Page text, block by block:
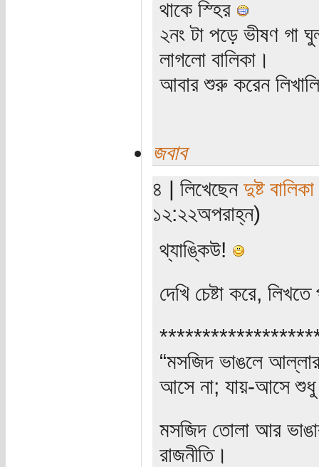
থাকে স্হির
২নং টা পড়ে ভীষণ গা
লাগলো বালিকা।
আবার শুরু করেন
জবাব
৪ | লিখেছেনদুষ্ট বালিকা
১২:২২অপরাহ্ন)
থ্যাঙ্কিউ!
দেখি চেষ্টা করে, লিখতে
“মসজিদ ভাঙলে
আসে না; যায়-আসে শুধু
মসজিদ তোলা আর
রাজনীতি।